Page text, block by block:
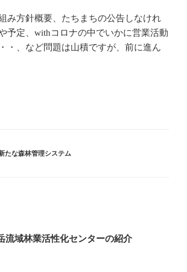
み方針概要、たちまちの公告しなけれ
予定、withコロナの中でいかに営業活動
・、など問題は山積ですが、前に進ん
たな森林管理システム
流域林業活性化センターの紹介